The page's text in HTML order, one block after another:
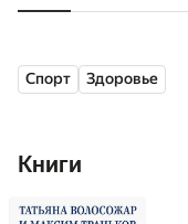
Спорт Здоровье
Книги